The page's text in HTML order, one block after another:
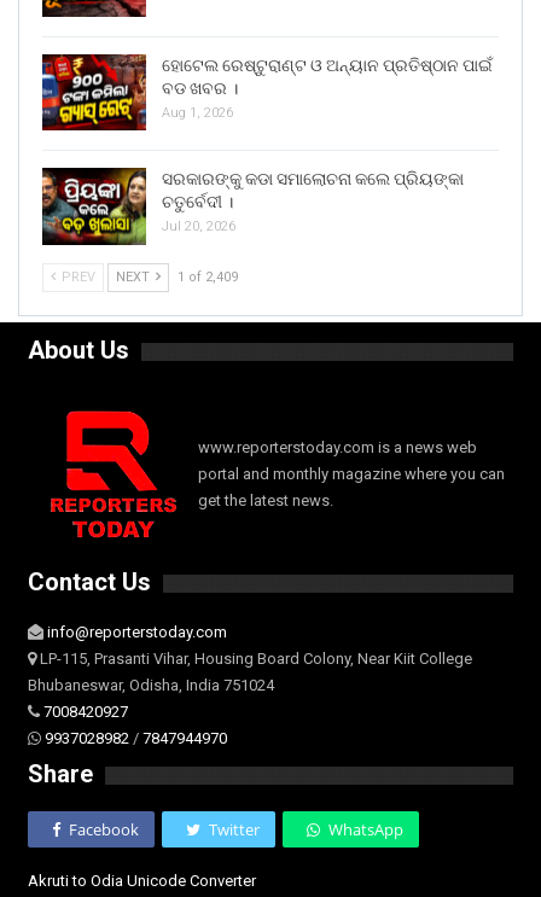
ହୋଟେଲ ରେଷ୍ଟୁରାଣ୍ଟ ଓ ଅନ୍ୟାନ ପ୍ରତିଷ୍ଠାନ ପାଇଁ
ବଡ ଖବର ।
Aug 1, 2026
ସରକାରଙ୍କୁ କଡା ସମାଲୋଚନା କଲେ ପ୍ରିୟଙ୍କା
ଚତୁର୍ବେଦୀ ।
Jul 20, 2026
PREV NEXT 1 of 2,409
About Us
www.reporterstoday.com is a news web
portal and monthly magazine where you can
get the latest news.
Contact Us
info@reporterstoday.com
LP-115, Prasanti Vihar, Housing Board Colony, Near Kiit College
Bhubaneswar, Odisha, India 751024
7008420927
9937028982 / 7847944970
Share
Facebook Twitter WhatsApp
Akruti to Odia Unicode Converter